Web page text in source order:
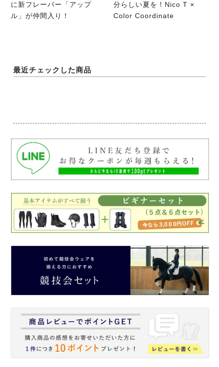
に新フレーバー「アップ
ル」が仲間入り！
分らしい夏を！Nico T ×
Color Coordinate
最近チェックした商品